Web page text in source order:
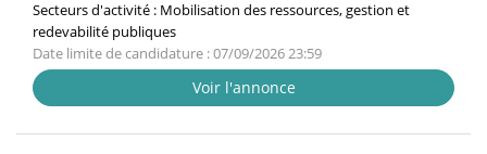
Secteurs d'activité : Mobilisation des ressources, gestion et
redevabilité publiques
Date limite de candidature : 07/09/2026 23:59
Voir l'annonce